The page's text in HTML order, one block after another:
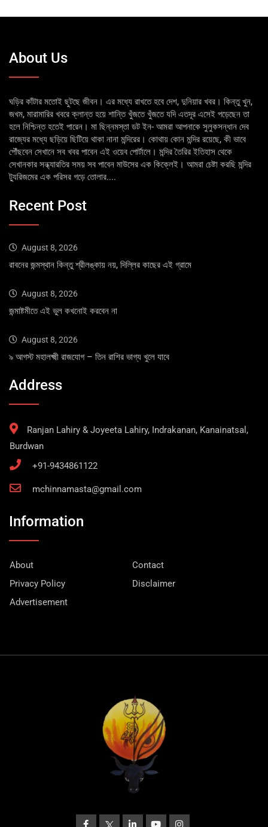
About Us
ঘড়ির কাঁটার মতোই ছুটছে জীবন। এর মধ্যে রাখতে হবে দেশ, দুনিয়ার খবর। কিন্তু খুন,
জখম, মারামারির খবরে ক্লান্ত হয়ে শান্তি খুঁজতে খুঁজতে যদি এতদূর এসেই পড়েছেন তা
হলে নিশ্চিন্ত হতেই পারেন। মা ছিন্নমস্তা ডট ইন- আমরা আপনাকে সুলুকসন্ধান দেব
রাজ্যের মধ্যে ছড়িয়ে ছিটিয়ে থাকা নানা মন্দিরের। কোথায় কোন মন্দির রয়েছে, কী ভাবে
পৌঁছবেন সেখানে সব খবর পাবেন এই ওয়েব পোর্টালে। মন্দির তৈরির ইতিহাস থেকে
সেখানকার সন্ধ্যারতির সময় সব পাবেন মাউসের এক কিক্লেই। আমরা চেষ্টা করছি মন্দির
ট্যুরিজমের এক পরিসর গড়ে তোলার....
Recent Post
August 8, 2026
রাবনের জন্মস্থান কিন্তু শ্রীলঙ্কায় নয়, দিল্লির কাছের এই গ্রামে
August 8, 2026
জন্মাষ্টমীতে এই ভুল কখনোই করবেন না
August 8, 2026
৯ আগস্ট মহালক্ষ্মী রাজযোগ – তিন রাশির ভাগ্য খুলে যাবে
Address
Ranjan Lahiry & Joyeeta Lahiry, Indrakanan, Kanainatsal,
Burdwan
+91-9434861122
mchinnamasta@gmail.com
Information
About
Contact
Privacy Policy
Disclaimer
Advertisement